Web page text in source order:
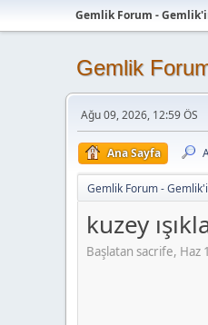
Gemlik Forum -
Gemlik
Ağu 09, 2026, 12:59 ÖS
Ana Sayfa
Gemlik Forum -
kuzey
Başlatan sacrife, Haz